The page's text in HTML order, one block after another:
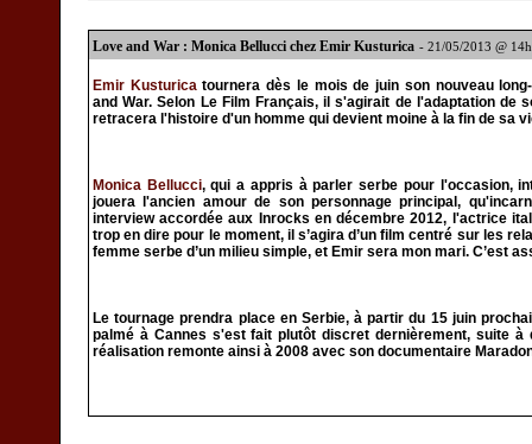
Love and War : Monica Bellucci chez Emir Kusturica - 21/05/2013 @
Emir Kusturicatournera dès le mois de juin son nouveau
and War. Selon Le Film Français, il s'agirait de l'adaptation de
retracera l'histoire d'un homme qui devient moine à la fin de sa
Monica Bellucci, qui a appris à parler serbe pour l'occasion,
jouera l'ancien amour de son personnage principal,
interview accordée aux Inrocks en décembre 2012, l'actrice
trop en dire pour le moment, il s’agira d’un film centré sur les
femme serbe d’un milieu simple, et Emir sera mon mari. C’est
Le tournage prendra place en Serbie, à partir du 15 juin
palmé à Cannes s'est fait plutôt discret dernièrement, suite
réalisation remonte ainsi à 2008 avec son documentaire